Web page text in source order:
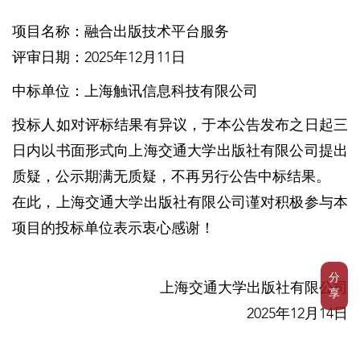
分
享
项目名称：融合出版技术平台服务
评审日期：2025年12月11日
中标单位：上海触讯信息科技有限公司
投标人如对评标结果有异议，于本公告发布之日起三
日内以书面形式向上海交通大学出版社有限公司提出
质疑，公示期满无质疑，不再另行公告中标结果。
在此，上海交通大学出版社有限公司谨对积极参与本
项目的投标单位表示衷心感谢！
上海交通大学出版社有限公司
2025年12月14日